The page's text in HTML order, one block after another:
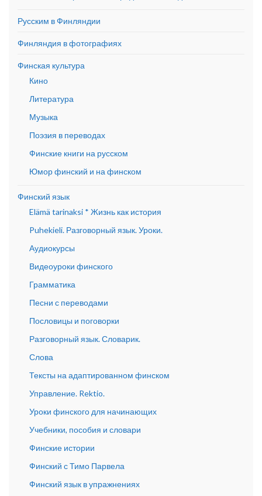
Русским в Финляндии
Финляндия в фотографиях
Финская культура
Кино
Литература
Музыка
Поэзия в переводах
Финские книги на русском
Юмор финский и на финском
Финский язык
Elämä tarinaksi * Жизнь как история
Puhekieli. Разговорный язык. Уроки.
Аудиокурсы
Видеоуроки финского
Грамматика
Песни с переводами
Пословицы и поговорки
Разговорный язык. Словарик.
Слова
Тексты на адаптированном финском
Управление. Rektio.
Уроки финского для начинающих
Учебники, пособия и словари
Финские истории
Финский с Тимо Парвела
Финский язык в упражнениях